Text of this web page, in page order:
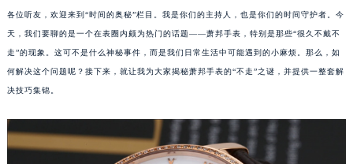
各位听友，欢迎来到“时间的奥秘”栏目。我是你们的主持人，也是你们的时间守护者。今
天，我们要聊的是一个在表圈内颇为热门的话题——萧邦手表，特别是那些“很久不戴不
走”的现象。这可不是什么神秘事件，而是我们日常生活中可能遇到的小麻烦。那么，如
何解决这个问题呢？接下来，就让我为大家揭秘萧邦手表的“不走”之谜，并提供一整套解
决技巧集锦。